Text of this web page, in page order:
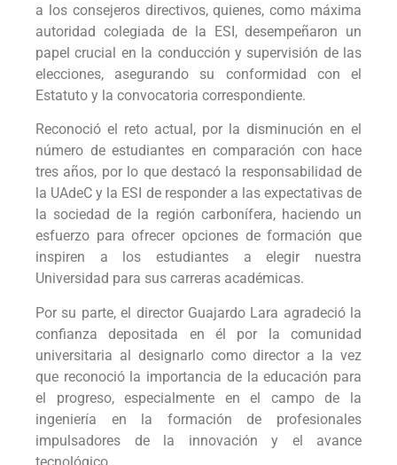
a los consejeros directivos, quienes, como máxima
autoridad colegiada de la ESI, desempeñaron un
papel crucial en la conducción y supervisión de las
elecciones, asegurando su conformidad con el
Estatuto y la convocatoria correspondiente.
Reconoció el reto actual, por la disminución en el
número de estudiantes en comparación con hace
tres años, por lo que destacó la responsabilidad de
la UAdeC y la ESI de responder a las expectativas de
la sociedad de la región carbonífera, haciendo un
esfuerzo para ofrecer opciones de formación que
inspiren a los estudiantes a elegir nuestra
Universidad para sus carreras académicas.
Por su parte, el director Guajardo Lara agradeció la
confianza depositada en él por la comunidad
universitaria al designarlo como director a la vez
que reconoció la importancia de la educación para
el progreso, especialmente en el campo de la
ingeniería en la formación de profesionales
impulsadores de la innovación y el avance